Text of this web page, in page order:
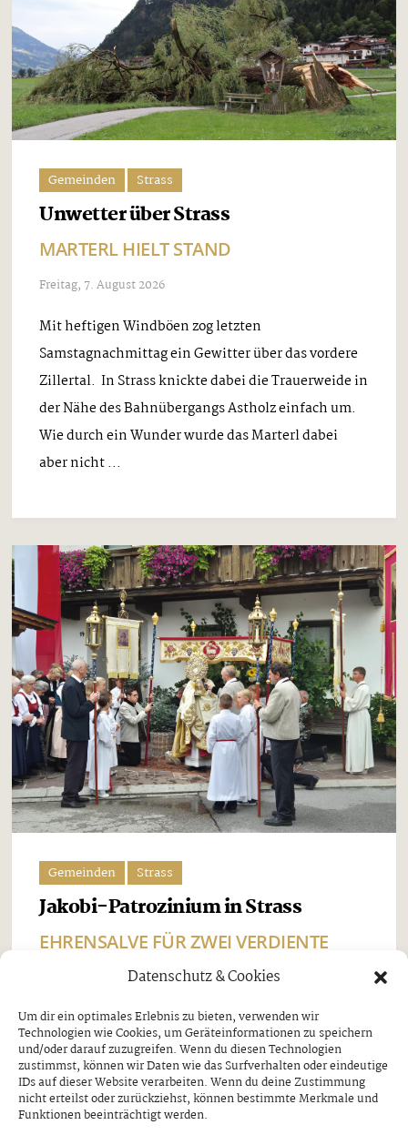
Datenschutz & Cookies
Um dir ein optimales Erlebnis zu bieten, verwenden wir
Technologien wie Cookies, um Geräteinformationen zu speichern
und/oder darauf zuzugreifen. Wenn du diesen Technologien
zustimmst, können wir Daten wie das Surfverhalten oder eindeutige
IDs auf dieser Website verarbeiten. Wenn du deine Zustimmung
nicht erteilst oder zurückziehst, können bestimmte Merkmale und
Funktionen beeinträchtigt werden.
Gemeinden Strass
Unwetter über Strass
MARTERL HIELT STAND
Freitag, 7. August 2026
Mit heftigen Windböen zog letzten
Samstagnachmittag ein Gewitter über das vordere
Zillertal. In Strass knickte dabei die Trauerweide in
der Nähe des Bahnübergangs Astholz einfach um.
Wie durch ein Wunder wurde das Marterl dabei
aber nicht ...
Gemeinden Strass
Jakobi-Patrozinium in Strass
EHRENSALVE FÜR ZWEI VERDIENTE
Beim Jakobi-Patrozinium am Sonntag, dem 26. Juli,
stand Strass im Zillertal ganz im Zeichen seines
Pfarrpatrons, des heiligen Jakobus. Nach dem
feierlichen Festgottesdienst und der traditionellen